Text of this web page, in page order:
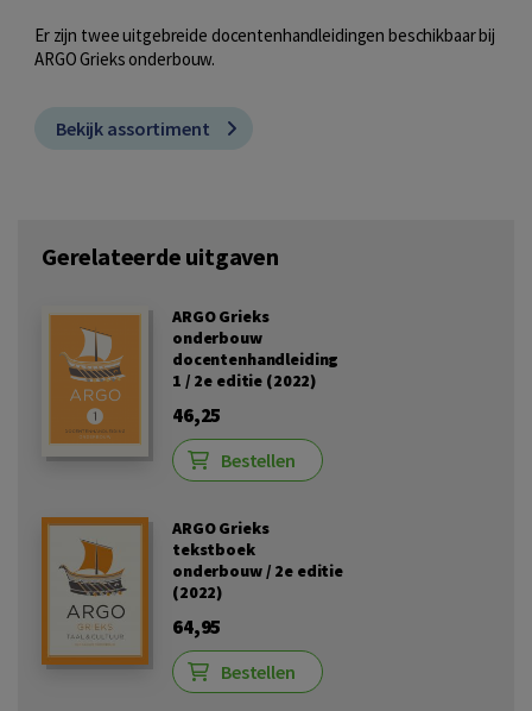
Er zijn twee uitgebreide docentenhandleidingen beschikbaar bij
ARGO Grieks onderbouw.
Bekijk assortiment
Gerelateerde uitgaven
ARGO Grieks
onderbouw
docentenhandleiding
1 / 2e editie (2022)
46,25
Bestellen
ARGO Grieks
tekstboek
onderbouw / 2e editie
(2022)
64,95
Bestellen